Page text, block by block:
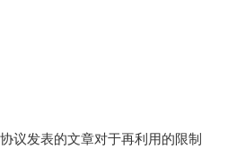
议发表的文章对于再利用的限制